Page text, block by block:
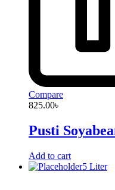
Compare
825.00৳
Pusti
Add to cart
5 Liter